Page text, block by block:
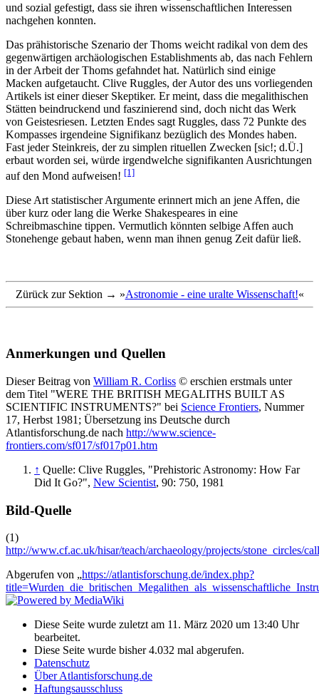
und sozial gefestigt, dass sie ihren wissenschaftlichen Interessen
nachgehen konnten.
Das prähistorische Szenario der Thoms weicht radikal von dem des
gegenwärtigen archäologischen Establishments ab, das nach Fehlern
in der Arbeit der Thoms gefahndet hat. Natürlich sind einige
Macken aufgetaucht. Clive Ruggles, der Autor des uns vorliegenden
Artikels ist einer dieser Skeptiker. Er meint, dass die megalithischen
Stätten beindruckend und faszinierend sind, doch nicht das Werk
von Geistesriesen. Letzten Endes sagt Ruggles, dass 72 Punkte des
Kompasses irgendeine Signifikanz bezüglich des Mondes haben.
Fast jeder Steinkreis, der zu simplen rituellen Zwecken [sic!; d.Ü.]
erbaut worden sei, würde irgendwelche signifikanten Ausrichtungen
auf den Mond aufweisen! [1]
Diese Art statistischer Argumente erinnert mich an jene Affen, die
über kurz oder lang die Werke Shakespeares in eine
Schreibmaschine tippen. Vermutlich könnten selbige Affen auch
Stonehenge gebaut haben, wenn man ihnen genug Zeit dafür ließ.
Zürück zur Sektion → »Astronomie - eine uralte Wissenschaft!«
Anmerkungen und Quellen
Dieser Beitrag von William R. Corliss © erschien erstmals unter
dem Titel "WERE THE BRITISH MEGALITHS BUILT AS
SCIENTIFIC INSTRUMENTS?" bei Science Frontiers, Nummer
17, Herbst 1981; Übersetzung ins Deutsche durch
Atlantisforschung.de nach http://www.science-
frontiers.com/sf017/sf017p01.htm
↑ Quelle: Clive Ruggles, "Prehistoric Astronomy: How Far
Did It Go?", New Scientist, 90: 750, 1981
Bild-Quelle
(1)
http://www.cf.ac.uk/hisar/teach/archaeology/projects/stone_circles/
Abgerufen von „https://atlantisforschung.de/index.php?
Diese Seite wurde zuletzt am 11. März 2020 um 13:40 Uhr
bearbeitet.
Diese Seite wurde bisher 4.032 mal abgerufen.
Datenschutz
Über Atlantisforschung.de
Haftungsausschluss